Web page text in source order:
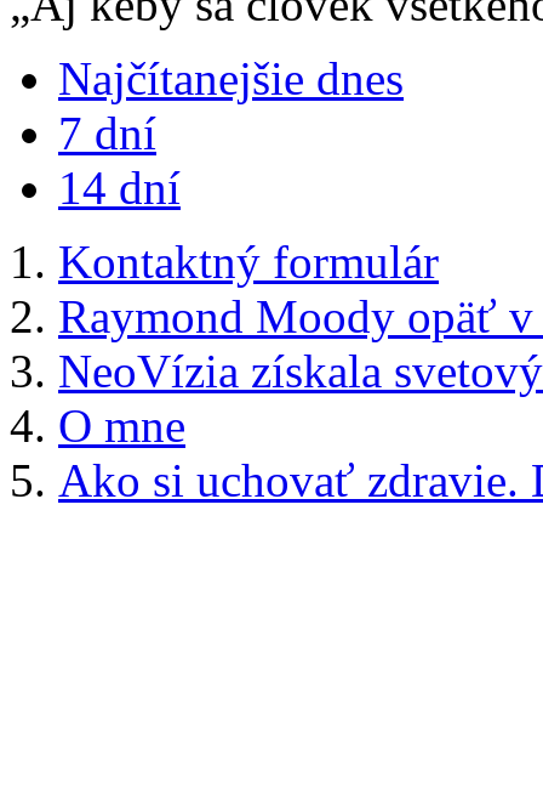
Najčítanejšie dnes
7 dní
14 dní
Kontaktný formulár
Raymond Moody opäť
NeoVízia získala
O mne
Ako si uchovať zdravie.